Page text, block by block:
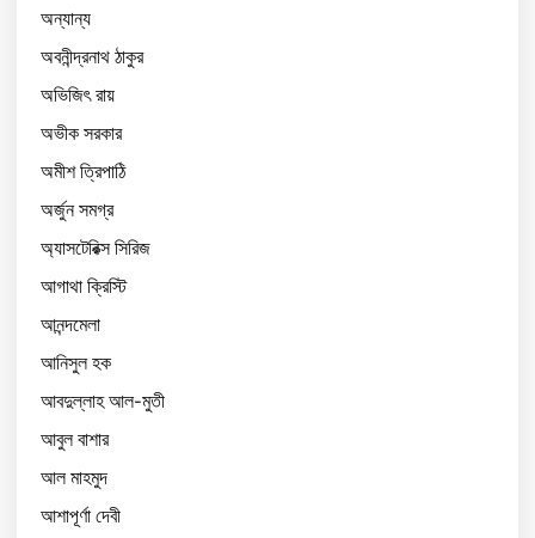
অন্যান্য
অবনীন্দ্রনাথ ঠাকুর
অভিজিৎ রায়
অভীক সরকার
অমীশ ত্রিপাঠি
অর্জুন সমগ্র
অ্যাসটেরিক্স সিরিজ
আগাথা ক্রিস্টি
আনন্দমেলা
আনিসুল হক
আবদুল্লাহ আল-মুতী
আবুল বাশার
আল মাহমুদ
আশাপূর্ণা দেবী